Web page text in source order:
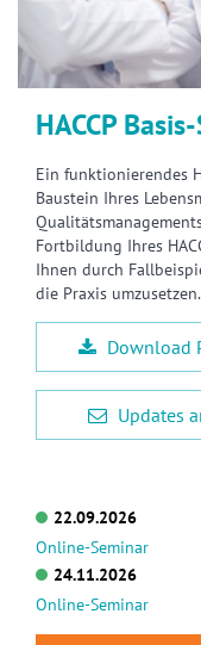
HACCP
Ein funktionierendes
Baustein Ihres
Fortbildung Ihres
Ihnen durch
die Praxis umzusetzen.
Download
Updates
22.09.2026
Online-Seminar
24.11.2026
Online-Seminar